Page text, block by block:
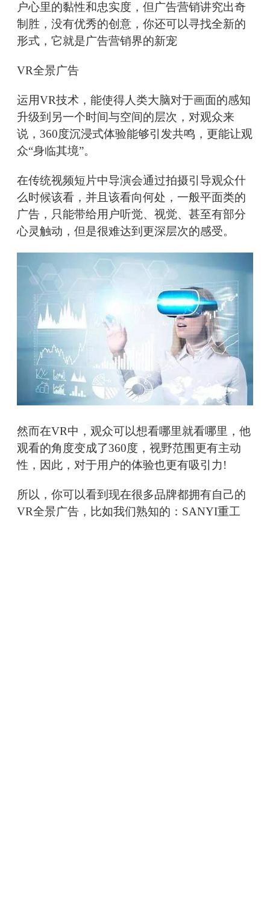
户心里的黏性和忠实度，但广告营销讲究出奇
制胜，没有优秀的创意，你还可以寻找全新的
形式，它就是广告营销界的新宠
VR全景广告
运用VR技术，能使得人类大脑对于画面的感知
升级到另一个时间与空间的层次，对观众来
说，360度沉浸式体验能够引发共鸣，更能让观
众“身临其境”。
在传统视频短片中导演会通过拍摄引导观众什
么时候该看，并且该看向何处，一般平面类的
广告，只能带给用户听觉、视觉、甚至有部分
心灵触动，但是很难达到更深层次的感受。
然而在VR中，观众可以想看哪里就看哪里，他
观看的角度变成了360度，视野范围更有主动
性，因此，对于用户的体验也更有吸引力!
所以，你可以看到现在很多品牌都拥有自己的
VR全景广告，比如我们熟知的：SANYI重工